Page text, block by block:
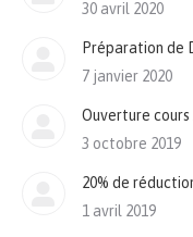
30 avril 2020
Préparation de
7 janvier 2020
Ouverture
3 octobre 2019
20% de
1 avril 2019